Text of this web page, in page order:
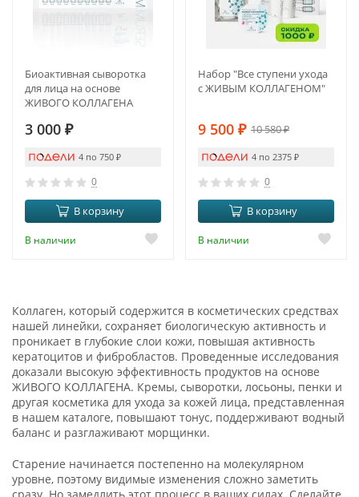
Биоактивная сыворотка
для лица на основе
ЖИВОГО КОЛЛАГЕНА
3 000 ₽
4 по 750 ₽
0
В корзину
В наличии
Набор "Все ступени ухода
с ЖИВЫМ КОЛЛАГЕНОМ"
9 500 ₽ 10 580₽
4 по 2375 ₽
0
В корзину
В наличии
Коллаген, который содержится в косметических средствах
нашей линейки, сохраняет биологическую активность и
проникает в глубокие слои кожи, повышая активность
кератоцитов и фибробластов. Проведенные исследования
доказали высокую эффективность продуктов на основе
ЖИВОГО КОЛЛАГЕНА. Кремы, сыворотки, лосьоны, пенки и
другая косметика для ухода за кожей лица, представленная
в нашем каталоге, повышают тонус, поддерживают водный
баланс и разглаживают морщинки.
Старение начинается постепенно на молекулярном
уровне, поэтому видимые изменения сложно заметить